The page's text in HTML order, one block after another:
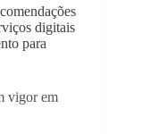
digitais
para
vigor em